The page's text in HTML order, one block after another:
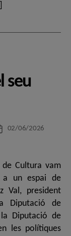
seu
02/06/2026
Cultura vam
a un espai de
Val, president
Diputació de
Diputació de
les polítiques